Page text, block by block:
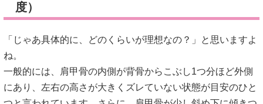
度）
「じゃあ具体的に、どのくらいが理想なの？」と思いますよ
ね。
一般的には、肩甲骨の内側が背骨からこぶし1つ分ほど外側
にあり、左右の高さが大きくズレていない状態が目安のひと